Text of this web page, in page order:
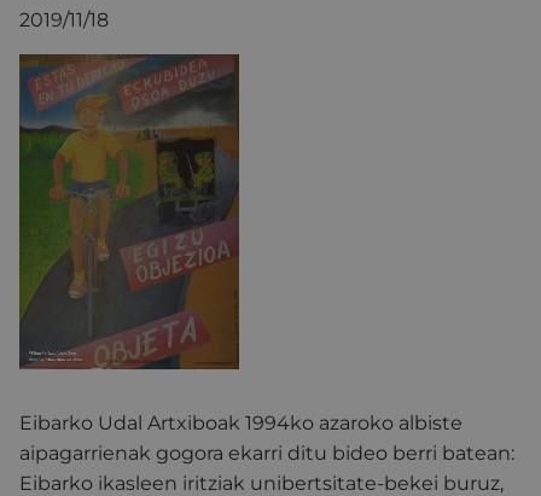
2019/11/18
Eibarko Udal Artxiboak 1994ko azaroko albiste
aipagarrienak gogora ekarri ditu bideo berri batean:
Eibarko ikasleen iritziak unibertsitate-bekei buruz,